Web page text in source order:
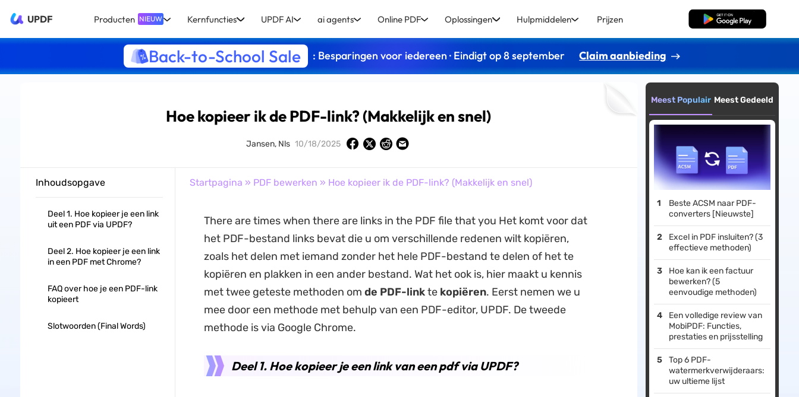
UPDF Producten NIEUW Kernfuncties UPDF AI ai agents Online PDF Oplossingen Hulpmiddelen Prijzen Gratis Download
Back-to-School Sale : Besparingen voor iedereen · Eindigt op 8 september Claim aanbieding
Hoe kopieer ik de PDF-link? (Makkelijk en snel)
Jansen, Nls 10/18/2025
Inhoudsopgave
Deel 1. Hoe kopieer je een link
uit een PDF via UPDF?
Deel 2. Hoe kopieer je een link
in een PDF met Chrome?
FAQ over hoe je een PDF-link
kopieert
Slotwoorden (Final Words)
Startpagina » PDF bewerken » Hoe kopieer ik de PDF-link? (Makkelijk en snel)
There are times when there are links in the PDF file that you Het komt voor dat
het PDF-bestand links bevat die u om verschillende redenen wilt kopiëren,
zoals het delen met iemand zonder het hele PDF-bestand te delen of het te
kopiëren en plakken in een ander bestand. Wat het ook is, hier maakt u kennis
met twee geteste methoden om de PDF-linkte kopiëren. Eerst nemen we u
mee door een methode met behulp van een PDF-editor, UPDF. De tweede
methode is via Google Chrome.
Deel 1. Hoe kopieer je een link van een pdf via UPDF?
Meest Populair Meest Gedeeld
Beste ACSM naar PDF-
converters [Nieuwste]
Excel in PDF insluiten? (3
effectieve methoden)
Hoe kan ik een factuur
bewerken? (5
eenvoudige methoden)
Een volledige review van
MobiPDF: Functies,
prestaties en prijsstelling
Top 6 PDF-
watermerkverwijderaars:
uw ultieme lijst